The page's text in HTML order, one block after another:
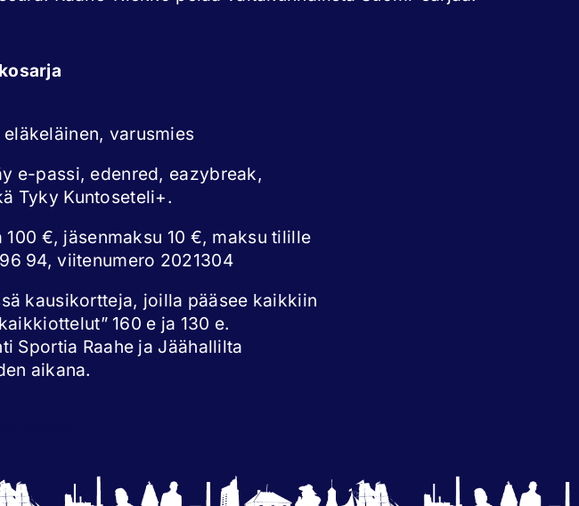
varusmies
e-passi, edenred, eazybreak,
Tyky Kuntoseteli+.
€, jäsenmaksu 10 €, maksu tilille
94, viitenumero 2021304
kausikortteja, joilla pääsee kaikkiin
160 e ja 130 e.
Sportia Raahe ja Jäähallilta
aikana.